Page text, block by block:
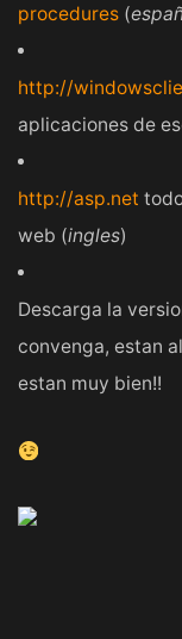
procedures (
http://
aplicaciones de
http://asp.net
web (ingles)
Descarga la
convenga, estan
estan muy bien!!